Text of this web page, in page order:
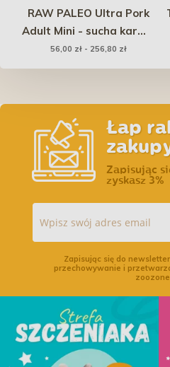
RAW PALEO Ultra Pork
Adult Mini - sucha karma
z wieprzowiną dla psów
dorosłych ras małych
56,00 zł - 256,80 zł
Łap
Zapisując
zyskasz 3%
Zapisując się do
przechowywanie i